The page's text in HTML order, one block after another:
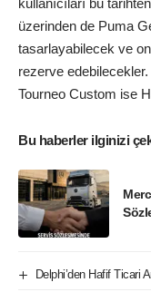
üzerinden de Puma
tasarlayabilecek ve
rezerve
Tourneo Custom ise
Bu haberler ilginizi
Delphi’den Hafif Ticari